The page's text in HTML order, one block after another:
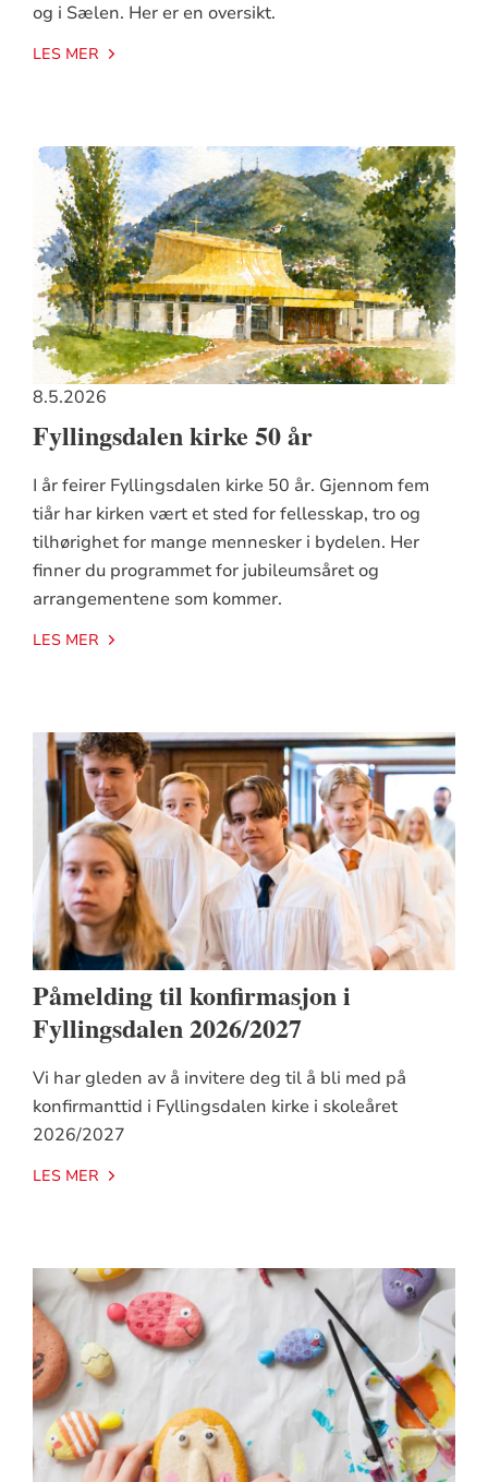
og i Sælen. Her er en oversikt.
LES MER
8.5.2026
Fyllingsdalen kirke 50 år
I år feirer Fyllingsdalen kirke 50 år. Gjennom fem
tiår har kirken vært et sted for fellesskap, tro og
tilhørighet for mange mennesker i bydelen. Her
finner du programmet for jubileumsåret og
arrangementene som kommer.
LES MER
Påmelding til konfirmasjon i
Fyllingsdalen 2026/2027
Vi har gleden av å invitere deg til å bli med på
konfirmanttid i Fyllingsdalen kirke i skoleåret
2026/2027
LES MER